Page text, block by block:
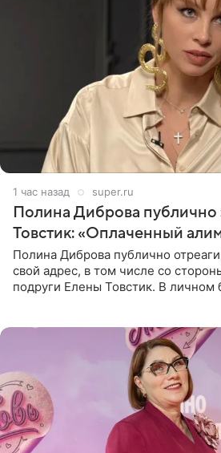
1 час назад super.ru
Полина Диброва публично
Товстик: «Оплаченный
Полина Диброва публично
свой адрес, в том числе со
подруги Елены Товстик. В личном